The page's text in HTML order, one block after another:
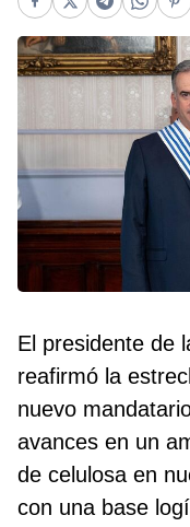
Facebook
X Telegram
El presidente de
reafirmó la
nuevo
avances en un
de celulosa en
con una base